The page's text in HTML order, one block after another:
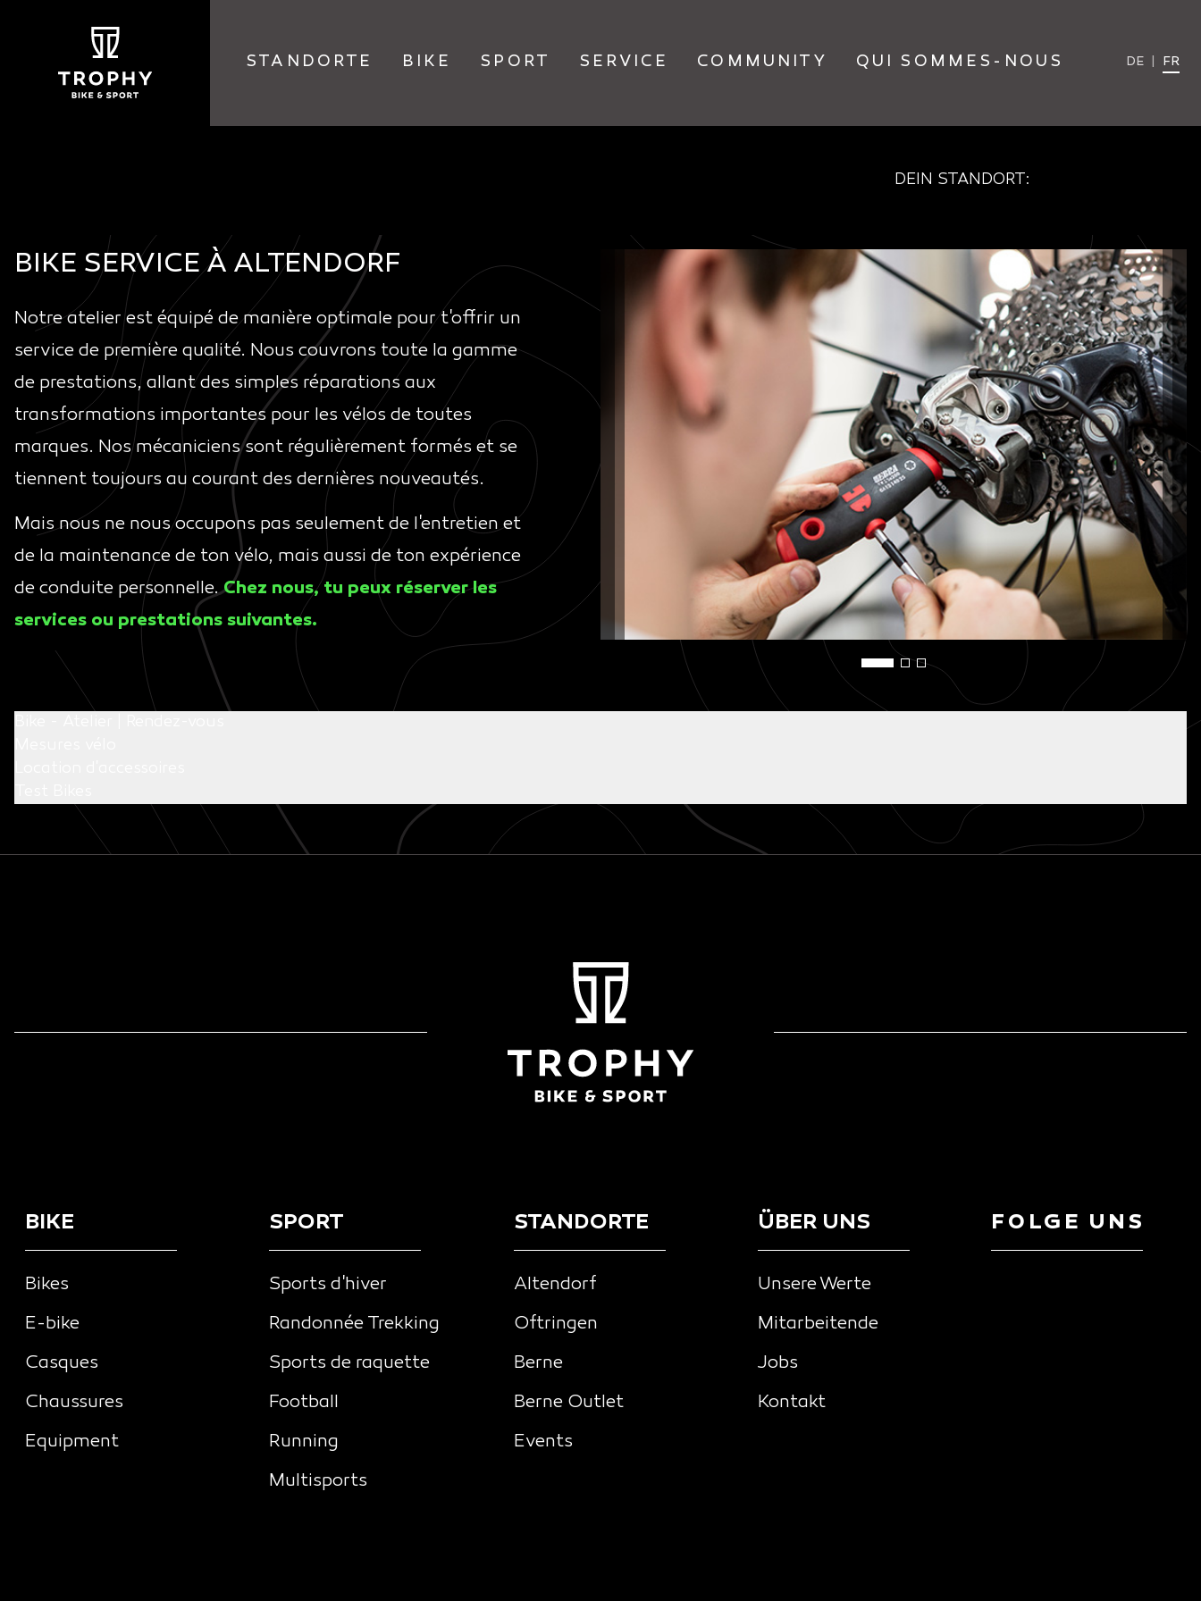
STANDORTE BIKE SPORT SERVICE COMMUNITY QUI SOMMES-NOUS DE FR
DEIN STANDORT:
BIKE SERVICE À ALTENDORF
Notre atelier est équipé de manière optimale pour t'offrir un
service de première qualité. Nous couvrons toute la gamme
de prestations, allant des simples réparations aux
transformations importantes pour les vélos de toutes
marques. Nos mécaniciens sont régulièrement formés et se
tiennent toujours au courant des dernières nouveautés.
Mais nous ne nous occupons pas seulement de l'entretien et
de la maintenance de ton vélo, mais aussi de ton expérience
de conduite personnelle.Chez nous, tu peux réserver les
services ou prestations suivantes.
BIKE
Bikes
E-bike
Casques
Chaussures
Equipment
SPORT
Sports d'hiver
Randonnée Trekking
Sports de raquette
Football
Running
Multisports
STANDORTE
Altendorf
Oftringen
Berne
Berne Outlet
Events
ÜBER UNS
Unsere Werte
Mitarbeitende
Jobs
Kontakt
FOLGE UNS